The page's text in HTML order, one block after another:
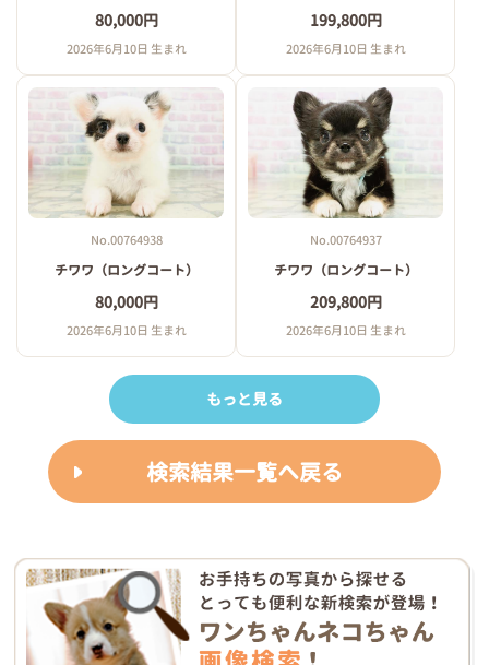
80,000円
2026年6月10日 生まれ
199,800円
2026年6月10日 生まれ
No.00764938
チワワ（ロングコート）
80,000円
2026年6月10日 生まれ
No.00764937
チワワ（ロングコート）
209,800円
2026年6月10日 生まれ
もっと見る
検索結果一覧へ戻る